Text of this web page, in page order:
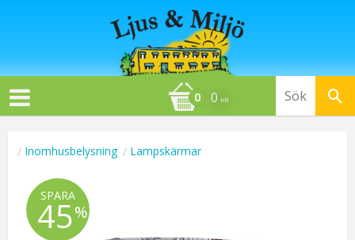
0 KR
Inomhusbelysning Lampskärmar
SPARA
45%